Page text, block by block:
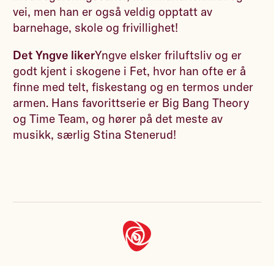
vei, men han er også veldig opptatt av
barnehage, skole og frivillighet!
Det Yngve likerYngve elsker friluftsliv og er
godt kjent i skogene i Fet, hvor han ofte er å
finne med telt, fiskestang og en termos under
armen. Hans favorittserie er Big Bang Theory
og Time Team, og hører på det meste av
musikk, særlig Stina Stenerud!